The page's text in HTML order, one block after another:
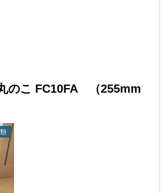
のこ FC10FA （255mm